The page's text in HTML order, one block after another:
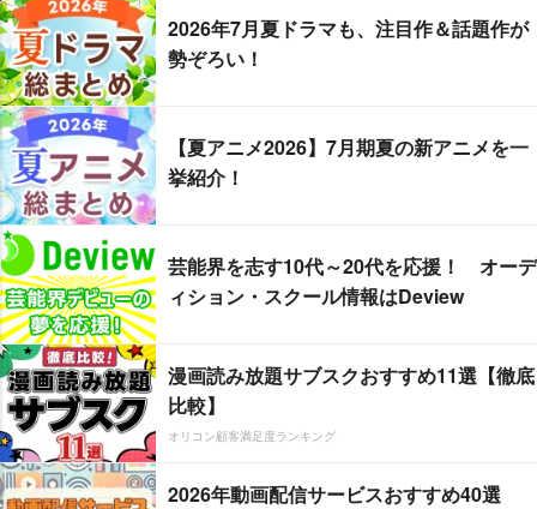
2026年7月夏ドラマも、注目作＆話題作が
勢ぞろい！
【夏アニメ2026】7月期夏の新アニメを一
挙紹介！
芸能界を志す10代～20代を応援！ オーデ
ィション・スクール情報はDeview
漫画読み放題サブスクおすすめ11選【徹底
比較】
オリコン顧客満足度ランキング
2026年動画配信サービスおすすめ40選